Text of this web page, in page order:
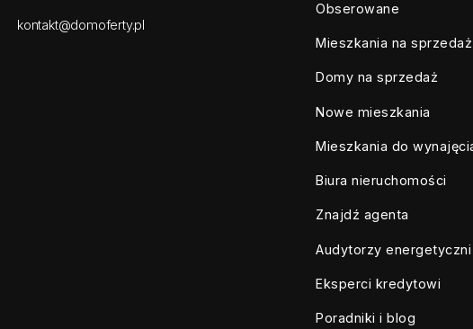
kontakt@domoferty.pl
Obserowane
Mieszkania na sprzedaż
Domy na sprzedaż
Nowe mieszkania
Mieszkania do
Biura nieruchomości
Znajdź agenta
Audytorzy energetyczni
Eksperci kredytowi
Poradniki i blog